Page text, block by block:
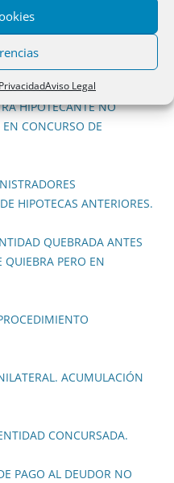
Aviso Legal
ESTANDO EN
HIPOTECANTE NO
CONCURSO DE
HIPOTECAS ANTERIORES.
QUEBRADA ANTES
QUIEBRA PERO EN
ACUMULACIÓN
CONCURSADA.
PAGO AL DEUDOR NO